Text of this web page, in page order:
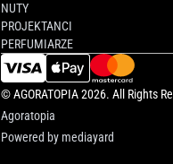
NUTY
PROJEKTANCI
PERFUMIARZE
©AGORATOPIA2026. All Rights
Agoratopia
Powered by mediayard